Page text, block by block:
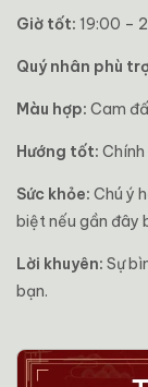
Giờ tốt: 19:00 –
Quý nhân phù
Màu hợp: Cam
Hướng tốt:
Sức khỏe: Chú ý
biệt nếu gần đây
Lời khuyên: Sự
bạn.